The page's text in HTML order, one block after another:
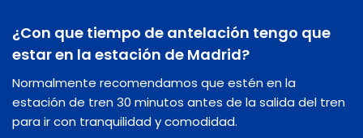
¿Con que tiempo de antelación tengo que
estar en la estación de Madrid?
Normalmente recomendamos que estén en la
estación de tren 30 minutos antes de la salida del tren
para ir con tranquilidad y comodidad.